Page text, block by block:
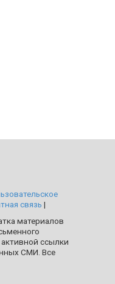
связь |
материалов
ссылки
СМИ. Все